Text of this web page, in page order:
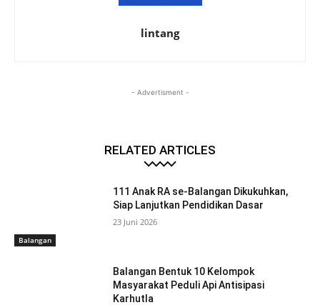
lintang
- Advertisment -
RELATED ARTICLES
Balangan
111 Anak RA se-Balangan Dikukuhkan,
Siap Lanjutkan Pendidikan Dasar
23 Juni 2026
Balangan Bentuk 10 Kelompok
Masyarakat Peduli Api Antisipasi
Karhutla